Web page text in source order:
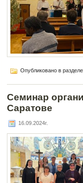
Опубликовано в разделе
Семинар
Саратове
16.09.2024г.